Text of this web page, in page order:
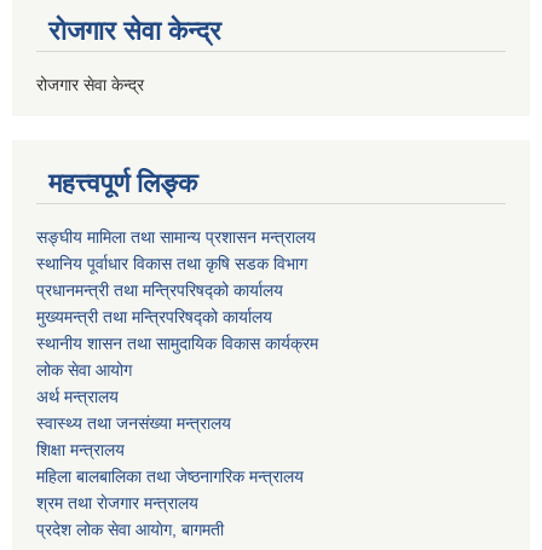
रोजगार सेवा केन्द्र
रोजगार सेवा केन्द्र
महत्त्वपूर्ण लिङ्क
सङ्घीय मामिला तथा सामान्य प्रशासन मन्त्रालय
स्थानिय पूर्वाधार विकास तथा कृषि सडक विभाग
प्रधानमन्त्री तथा मन्त्रिपरिषद्को कार्यालय
मुख्यमन्त्री तथा मन्त्रिपरिषद्को कार्यालय
स्थानीय शासन तथा सामुदायिक विकास कार्यक्रम
लोक सेवा आयोग
अर्थ मन्त्रालय
स्वास्थ्य तथा जनस‌ंख्या मन्त्रालय
शिक्षा मन्त्रालय
महिला बालबालिका तथा जेष्ठनागरिक मन्त्रालय
श्रम तथा राेजगार मन्त्रालय
प्रदेश लोक सेवा आयाेग, बागमती